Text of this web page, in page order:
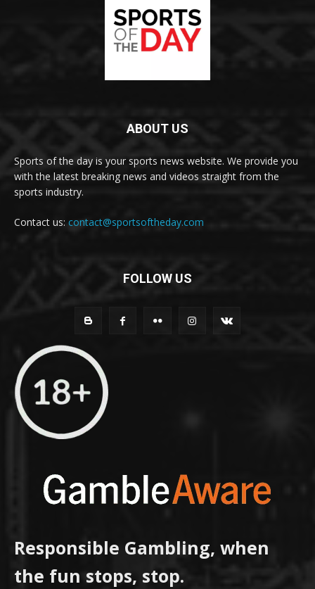
ABOUT US
Sports of the day is your sports news website. We provide you
with the latest breaking news and videos straight from the
sports industry.
Contact us: contact@sportsoftheday.com
FOLLOW US
Responsible Gambling, when
the fun stops, stop.